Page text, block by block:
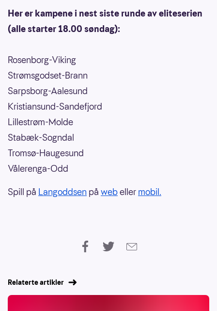
Her er kampene i nest siste runde av eliteserien
(alle starter 18.00 søndag):
Rosenborg-Viking
Strømsgodset-Brann
Sarpsborg-Aalesund
Kristiansund-Sandefjord
Lillestrøm-Molde
Stabæk-Sogndal
Tromsø-Haugesund
Vålerenga-Odd
Spill på Langoddsen på webeller mobil.
Relaterte artikler